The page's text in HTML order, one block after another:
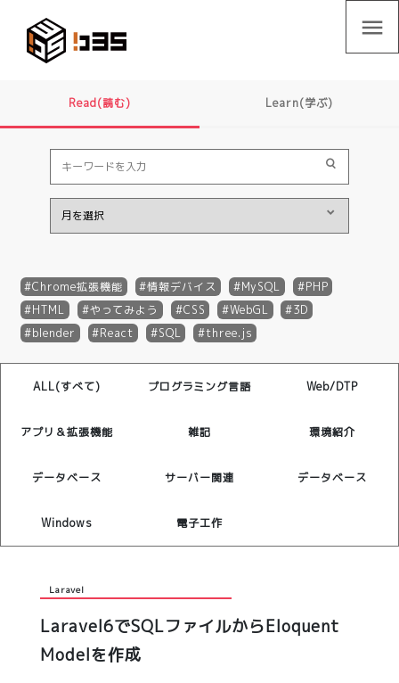
menu
Read(読む) Learn(学ぶ)
Chrome拡張機能 情報デバイス MySQL
PHP
HTML
やってみよう CSS WebGL
3D
blender
React SQL three.js
ALL(すべて) プログラミング言語 Web/DTP
アプリ＆拡張機能 雑記 環境紹介
データベース サーバー関連 データベース
Windows 電子工作
Laravel
Laravel6でSQLファイルからEloquent
Modelを作成